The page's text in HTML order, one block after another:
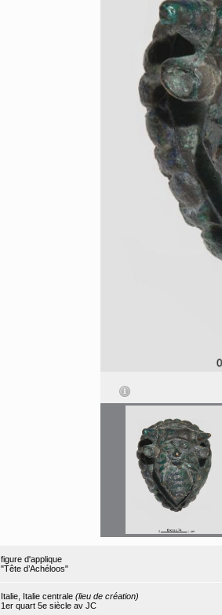
figure d'applique
"Tête d’Achéloos"
Italie, Italie centrale (lieu de création)
1er quart 5e siècle av JC